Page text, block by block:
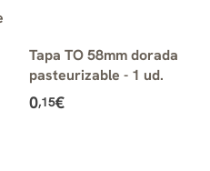
Tapa TO 58mm dorada
pasteurizable - 1 ud.
0,15€